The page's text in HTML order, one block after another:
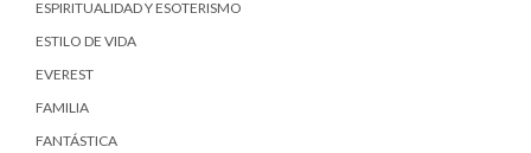
ESPIRITUALIDAD Y ESOTERISMO
ESTILO DE VIDA
EVEREST
FAMILIA
FANTÁSTICA